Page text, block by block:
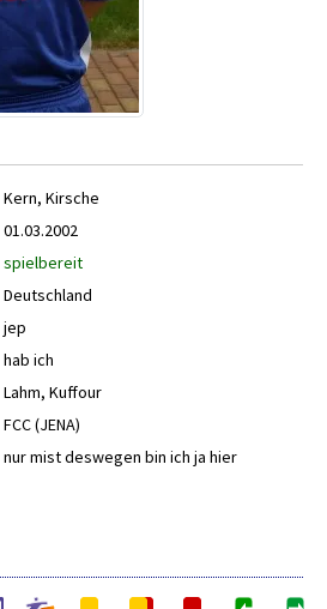
Kern, Kirsche
01.03.2002
spielbereit
Deutschland
jep
hab ich
Lahm, Kuffour
FCC (JENA)
nur mist deswegen bin ich ja hier